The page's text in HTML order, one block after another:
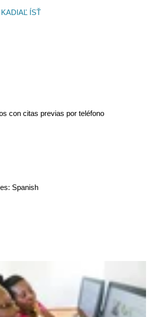
ÍSŤ
con citas previas por teléfono
Spanish